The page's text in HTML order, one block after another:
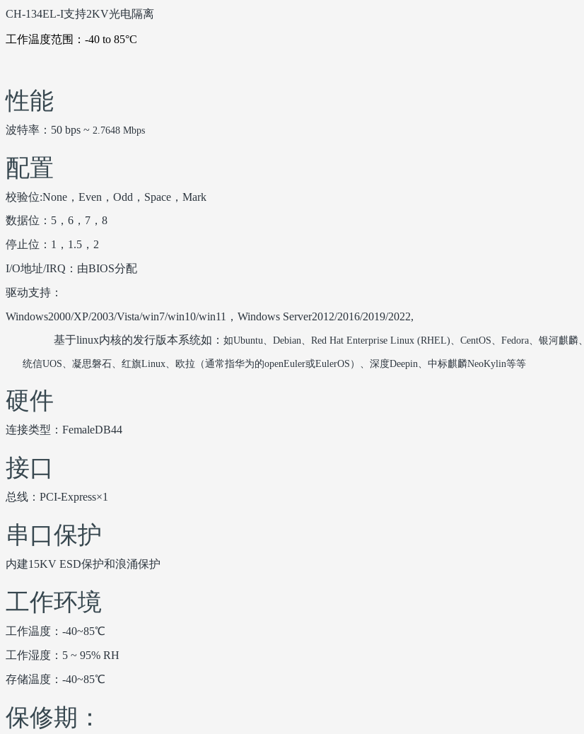
CH-134EL-I支持2KV光电隔离
工作温度范围： -40 to 85°C
性能
波特率：50 bps ~ 2.7648 Mbps
配置
校验位:None，Even，Odd，Space，Mark
数据位：5，6，7，8
停止位：1，1.5，2
I/O地址/IRQ：由BIOS分配
驱动支持：
Windows2000/XP/2003/Vista/win7/win10/win11，Windows Server2012/2016/2019/2022,
基于linux内核的发行版本系统如： 如‌Ubuntu‌、 Debian‌、 Red Hat Enterprise Linux (RHEL)‌、 ‌CentOS、 Fedora、银河麒麟、
统信UOS‌、凝思磐石、红旗Linux、欧拉（通常指华为的openEuler或EulerOS ）、深度Deepin、中标麒麟NeoKylin等等
硬件
连接类型：FemaleDB44
接口
总线：PCI-Express×1
串口保护
内建15KV ESD保护和浪涌保护
工作环境
工作温度：-40~85℃
工作湿度：5 ~ 95% RH
存储温度：-40~85℃
保修期：